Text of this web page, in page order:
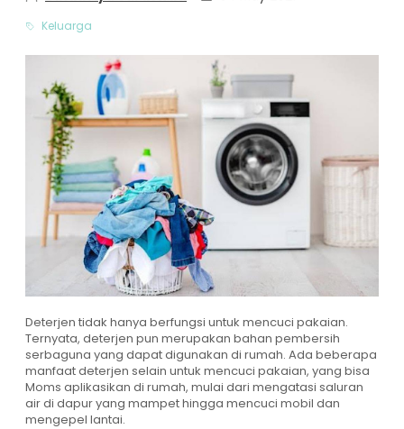
Keluarga
Deterjen tidak hanya berfungsi untuk mencuci pakaian.
Ternyata, deterjen pun merupakan bahan pembersih
serbaguna yang dapat digunakan di rumah. Ada beberapa
manfaat deterjen selain untuk mencuci pakaian, yang bisa
Moms aplikasikan di rumah, mulai dari mengatasi saluran
air di dapur yang mampet hingga mencuci mobil dan
mengepel lantai.